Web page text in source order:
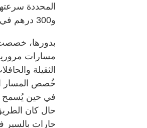
و300 درهم في المرة الثانية، و400 درهم في المرة الثالثة.
بدورها، خصصت
مسارات
الثقيلة
خُصص المسار
في حين يُسمح
حال كان
حارات بالسير